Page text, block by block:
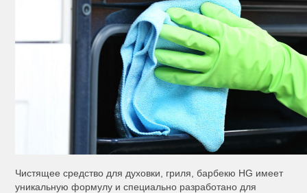
Чистящее средство для духовки, гриля, барбекю HG имеет
уникальную формулу и специально разработано для